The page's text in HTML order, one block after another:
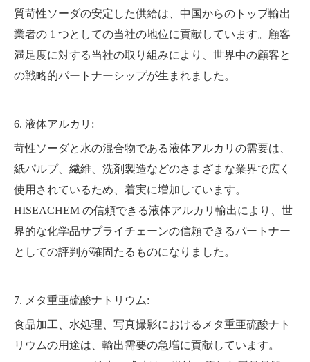
質苛性ソーダの安定した供給は、中国からのトップ輸出
業者の 1 つとしての当社の地位に貢献しています。顧客
満足度に対する当社の取り組みにより、世界中の顧客と
の戦略的パートナーシップが生まれました。
6. 液体アルカリ:
苛性ソーダと水の混合物である液体アルカリの需要は、
紙パルプ、繊維、洗剤製造などのさまざまな業界で広く
使用されているため、着実に増加しています。
HISEACHEM の信頼できる液体アルカリ輸出により、世
界的な化学品サプライチェーンの信頼できるパートナー
としての評判が確固たるものになりました。
7. メタ重亜硫酸ナトリウム:
食品加工、水処理、写真撮影におけるメタ重亜硫酸ナト
リウムの用途は、輸出需要の急増に貢献しています。